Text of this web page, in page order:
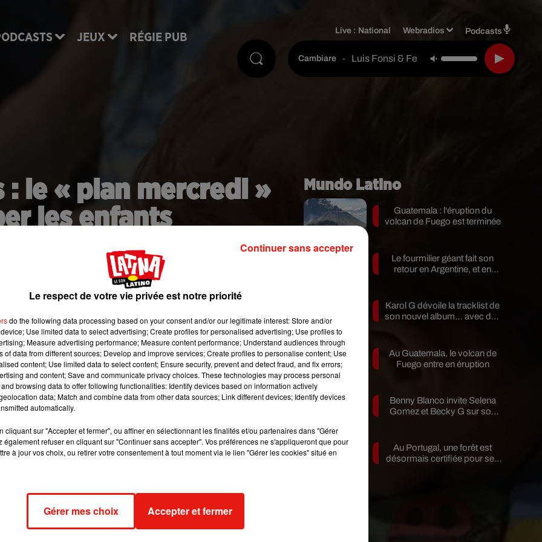
JEUX RÉGIE PUB
Live : National Webradios Podcasts
Cambiare - Luis Fonsi & Feid
: le « plan mercredi »
les enfants
qui n'auront plus école le mercredi avec le retour
du sujet et met en avant le sport, la culture et la
nature.
Pixabay
à l’école oblige, le ministre de l’Éducation Nationale, Jean-
mercredi. Il a justement présenté hier son « plan mercredi » en
qui met au centre du projet pédagogique le sport, la
et la nature.
ce plan "fédère tous les acteurs", comme les associations
conservatoires etc.) ou les sites naturels (parcs, fermes
etc.).
tous les enfants scolarisés
manuelles, environnementales, numériques, civiques et
tous les enfants scolarisés, de la maternelle au CM2, hors
annonce que le soutient financier sera doublé pour les
Mundo Latino
Guatemala : l'éruption du
volcan de Fuego est terminée
Le fourmilier géant fait son
retour en Argentine, et en
Karol G dévoile la tracklist de
son nouvel album… avec des
Au Guatemala, le volcan de
Fuego entre en éruption
Benny Blanco invite Selena
Gomez et Becky G sur son
Au Portugal, une forêt est
désormais certifiée pour ses
Le respect de votre vie privée est notre priorité
do the following data processing based on your consent and/or our legitimate interest: Store and/or
Use limited data to select advertising; Create profiles for personalised advertising; Use profiles to
Measure advertising performance; Measure content performance; Understand audiences through
of data from different sources; Develop and improve services; Create profiles to personalise content; Use
content; Use limited data to select content; Ensure security, prevent and detect fraud, and fix errors;
and content; Save and communicate privacy choices. These technologies may process personal
browsing data to offer following functionalities: Identify devices based on information actively
data; Match and combine data from other data sources; Link different devices; Identify devices
automatically.
cliquant sur "Accepter et fermer", ou affiner en sélectionnant les finalités et/ou partenaires dans "Gérer
également refuser en cliquant sur "Continuer sans accepter". Vos préférences ne s'appliqueront que pour
à jour vos choix, ou retirer votre consentement à tout moment via le lien "Gérer les cookies" situé en
Gérer mes choix Accepter et fermer
Continuer sans accepter